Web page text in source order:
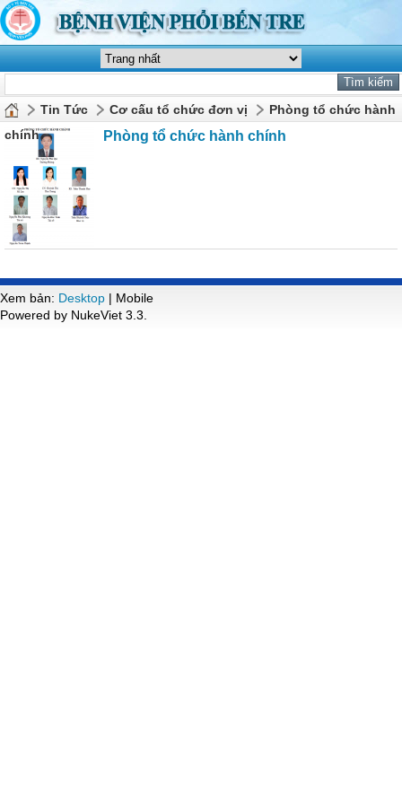
Tin Tức Cơ cấu tổ chức đơn vị
Phòng tổ chức hành
chính
Phòng tổ chức hành chính
Xem bản: Desktop | Mobile
Powered by NukeViet 3.3.